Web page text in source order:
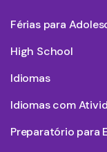
Férias para
High School
Idiomas
Idiomas com
Preparatório para